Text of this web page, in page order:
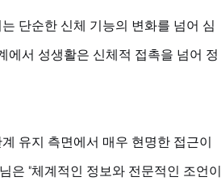
단순한 신체 기능의 변화를 넘어 심
에서 성생활은 신체적 접촉을 넘어 정
유지 측면에서 매우 현명한 접근이
은 "체계적인 정보와 전문적인 조언이